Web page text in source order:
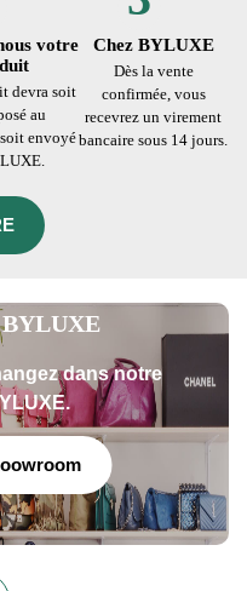
votre
devra soit
au
envoyé
Chez BYLUXE
Dès la vente
confirmée, vous
recevrez un virement
bancaire sous 14 jours.
dans notre